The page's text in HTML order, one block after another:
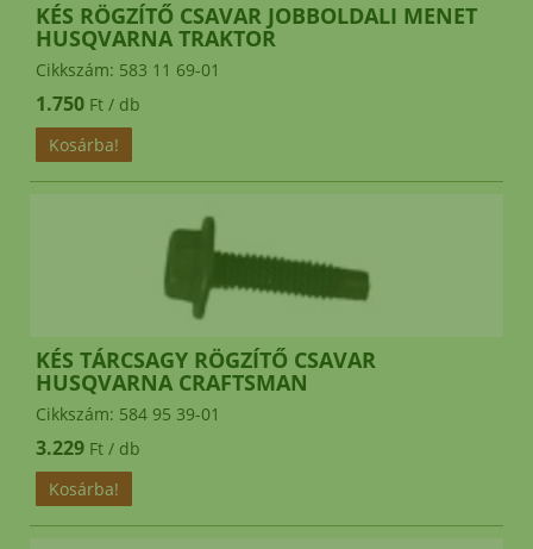
KÉS RÖGZÍTŐ CSAVAR JOBBOLDALI MENET
HUSQVARNA TRAKTOR
Cikkszám: 583 11 69-01
1.750 Ft / db
KÉS TÁRCSAGY RÖGZÍTŐ CSAVAR
HUSQVARNA CRAFTSMAN
Cikkszám: 584 95 39-01
3.229 Ft / db